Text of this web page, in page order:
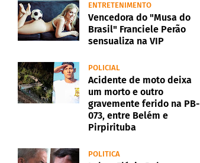
ENTRETENIMENTO
Vencedora do "Musa do
Brasil" Franciele Perão
sensualiza na VIP
POLICIAL
Acidente de moto deixa
um morto e outro
gravemente ferido na PB-
073, entre Belém e
Pirpirituba
POLITICA